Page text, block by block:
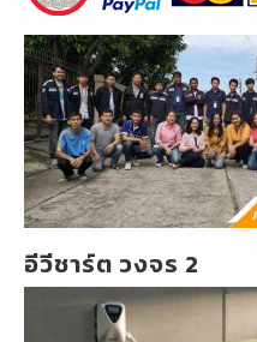
อีวีชาร์ต วงจร 2